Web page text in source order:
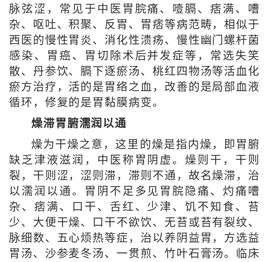
脉弦涩，常见于中医胃脘痛、噎膈、痞满、嘈
杂、呕吐、积聚、反胃、胃痞等病范畴，相似于
西医的慢性胃炎、消化性溃疡、慢性幽门螺杆菌
感染、胃癌、胃切除术后并发症等，常选失笑
散、丹参饮、膈下逐瘀汤、桃红四物汤等活血化
瘀方治疗，活的是胃络之血，改善的是局部血液
循环，修复的是胃黏膜病变。
燥滞胃腑濡润以通
燥为干燥之意，这里的燥是指内燥，即胃腑
缺乏津液滋润，中医称胃阴虚。燥则干，干则
裂，干则涩，涩则滞，滞则不通，故名燥滞，治
以濡润以通。胃阴不足多见胃脘隐痛、灼痛嘈
杂、痞满、口干、舌红、少津、饥不知食、苔
少、大便干燥、口干不欲饮、无苔或苔有裂纹、
脉细数、五心烦热等症，治以养阴益胃，方选益
胃汤、沙参麦冬汤、一贯煎、竹叶石膏汤。临床